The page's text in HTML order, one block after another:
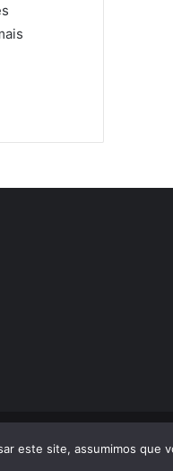
este site, assumimos que